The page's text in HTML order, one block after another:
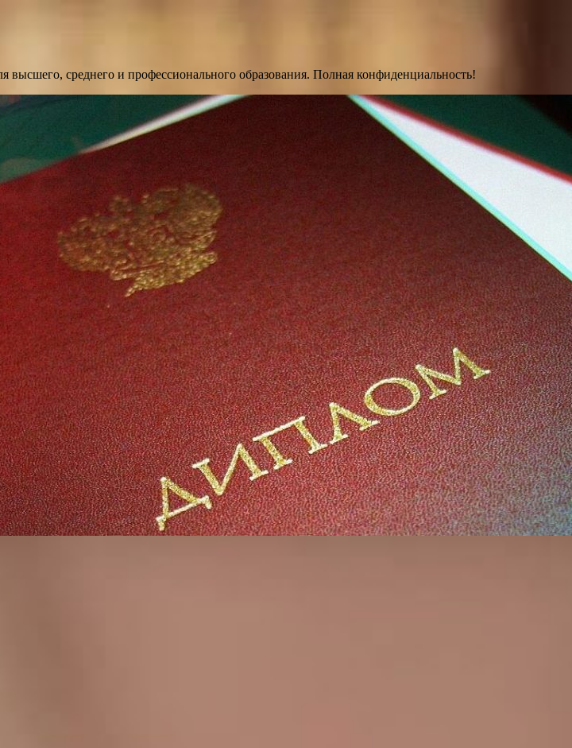
среднего и профессионального образования. Полная конфиденциальность!